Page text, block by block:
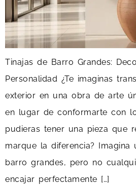
Tinajas de Barro Grandes:
Personalidad ¿Te imaginas
exterior en una obra de arte
en lugar de conformarte con
pudieras tener una pieza que
marque la diferencia? Imagina
barro grandes, pero no
encajar perfectamente […]